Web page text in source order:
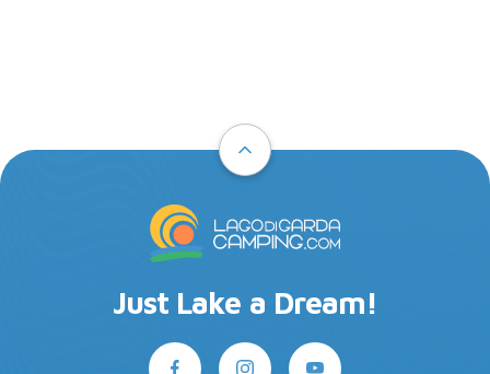
Just Lake a Dream!